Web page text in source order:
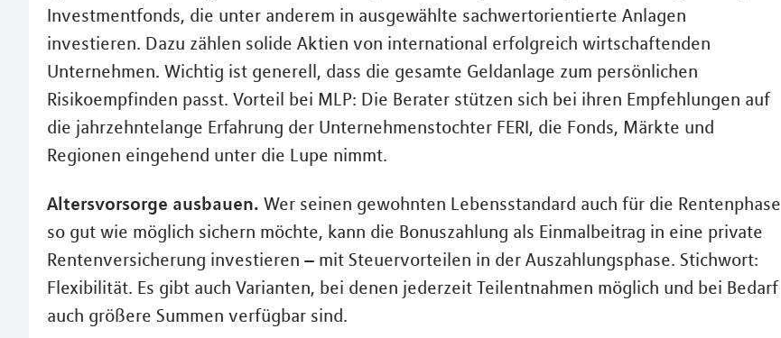
Investmentfonds, die unter anderem in ausgewählte sachwertorientierte Anlagen
investieren. Dazu zählen solide Aktien von international erfolgreich wirtschaftenden
Unternehmen. Wichtig ist generell, dass die gesamte Geldanlage zum persönlichen
Risikoempfinden passt. Vorteil bei MLP: Die Berater stützen sich bei ihren Empfehlungen auf
die jahrzehntelange Erfahrung der Unternehmenstochter FERI, die Fonds, Märkte und
Regionen eingehend unter die Lupe nimmt.
Altersvorsorge ausbauen. Wer seinen gewohnten Lebensstandard auch für die Rentenphase
so gut wie möglich sichern möchte, kann die Bonuszahlung als Einmalbeitrag in eine private
Rentenversicherung investieren – mit Steuervorteilen in der Auszahlungsphase. Stichwort:
Flexibilität. Es gibt auch Varianten, bei denen jederzeit Teilentnahmen möglich und bei Bedarf
auch größere Summen verfügbar sind.